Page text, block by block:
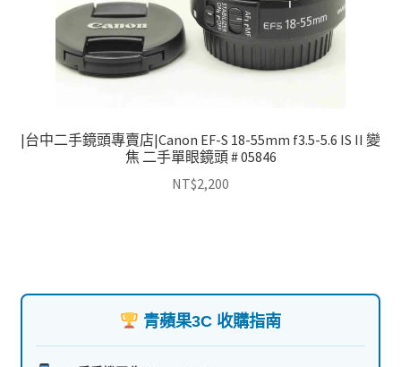
|台中二手鏡頭專賣店|Canon EF-S 18-55mm f3.5-5.6 IS II 變
焦 二手單眼鏡頭 # 05846
NT$2,200
青蘋果3C 收購指南